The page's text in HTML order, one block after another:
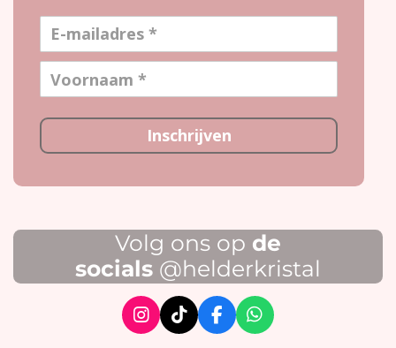
Inschrijven
Volg ons op de
socials @helderkristal
I
n
T
i
F
a
W
h